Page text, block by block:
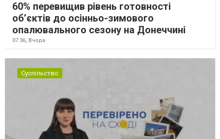
60% перевищив рівень готовності
об’єктів до осінньо-зимового
опалювального сезону на Донеччині
07:36, Вчора
Суспільство